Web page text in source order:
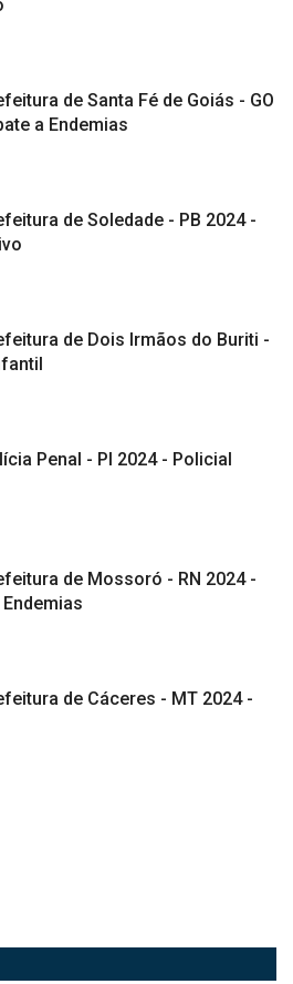
de Santa Fé de Goiás - GO
a Endemias
de Soledade - PB 2024 -
de Dois Irmãos do Buriti -
Penal - PI 2024 - Policial
de Mossoró - RN 2024 -
de Cáceres - MT 2024 -